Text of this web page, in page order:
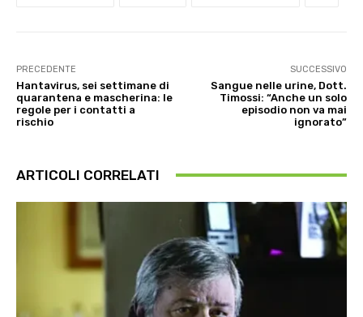
PRECEDENTE
Hantavirus, sei settimane di
quarantena e mascherina: le
regole per i contatti a
rischio
SUCCESSIVO
Sangue nelle urine, Dott.
Timossi: “Anche un solo
episodio non va mai
ignorato”
ARTICOLI CORRELATI